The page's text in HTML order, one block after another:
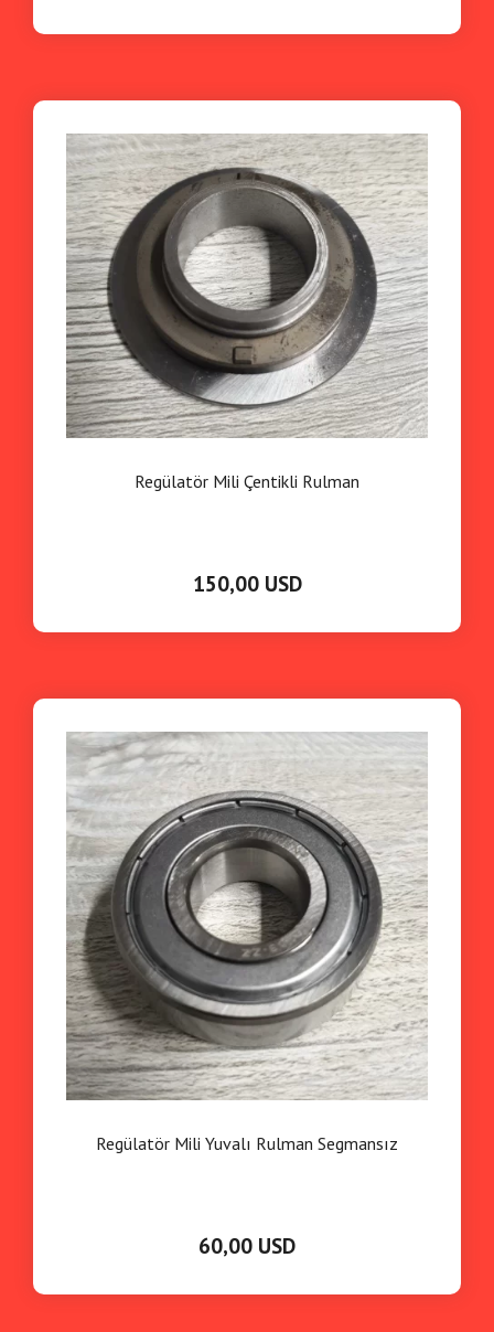
Regülatör Mili Çentikli Rulman
150,00 USD
Regülatör Mili Yuvalı Rulman Segmansız
60,00 USD